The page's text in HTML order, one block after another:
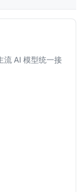
流 AI 模型统一接